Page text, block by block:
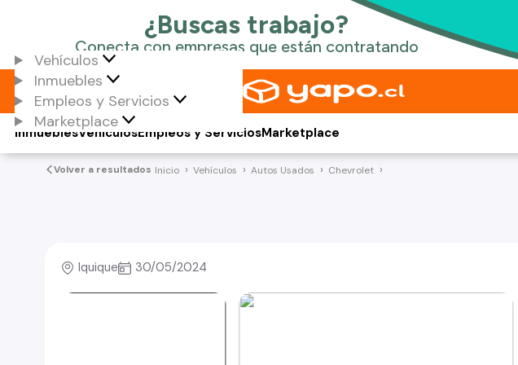
Vehículos
Inmuebles
Empleos y Servicios
Marketplace
Vehículos
Inmuebles Empleos y ServiciosMarketplace
Volver a resultados Inicio Vehículos Autos Usados Chevrolet
Iquique 30/05/2024